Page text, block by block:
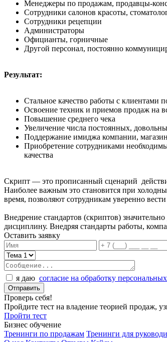
Менеджеры по продажам, продавцы-
Сотрудники салонов красоты,
Сотрудники рецепции
Администраторы
Официанты, горничные
Другой персонал, постоянно
Результат:
Стальное качество работы с клиентами
Освоение техник и приемов продаж на
Повышение среднего чека
Увеличение числа постоянных,
Поддержание имиджа компании,
Приобретение сотрудниками
качества
Скрипт — это прописанный сценарий
Наиболее важным это становится при
время, позволяют сотрудникам уверенно
Внедрение стандартов (скриптов)
дисциплину. Внедряя стандарты работы,
Оставить заявку
я даю согласие на обработку
Проверь себя!
Пройдите тест на владение теорией продаж,
Пройти тест
Бизнес обучение
Тренинги по продажам Тренинги для